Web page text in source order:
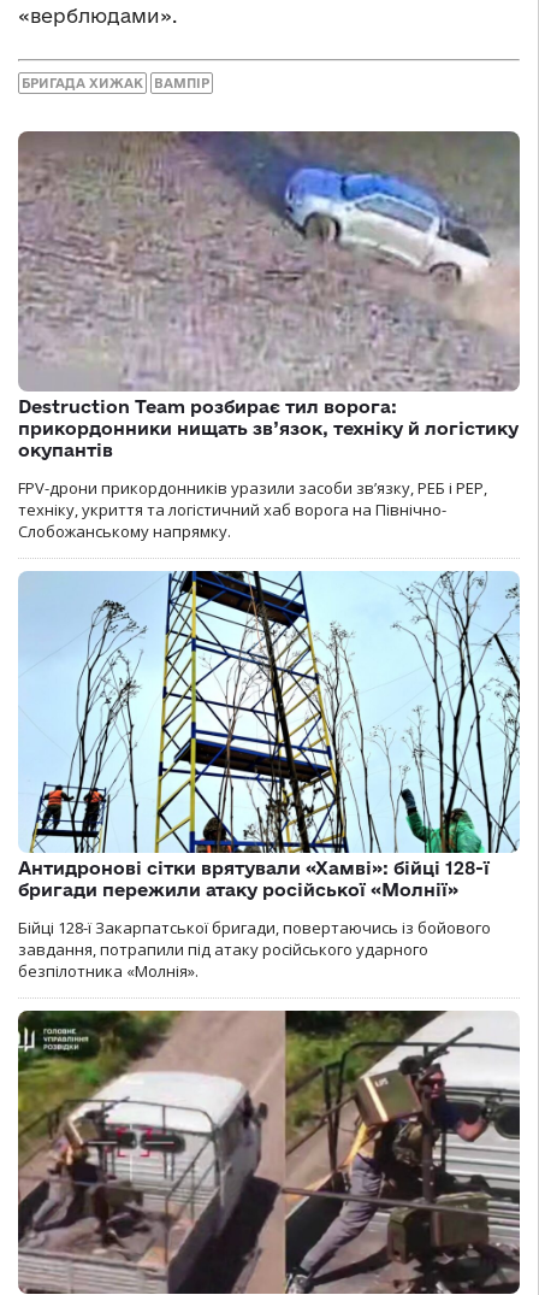
«верблюдами».
БРИГАДА ХИЖАК ВАМПІР
Destruction Team розбирає тил ворога:
прикордонники нищать зв’язок, техніку й логістику
окупантів
FPV-дрони прикордонників уразили засоби зв’язку, РЕБ і РЕР,
техніку, укриття та логістичний хаб ворога на Північно-
Слобожанському напрямку.
Антидронові сітки врятували «Хамві»: бійці 128-ї
бригади пережили атаку російської «Молнії»
Бійці 128-ї Закарпатської бригади, повертаючись із бойового
завдання, потрапили під атаку російського ударного
безпілотника «Молнія».